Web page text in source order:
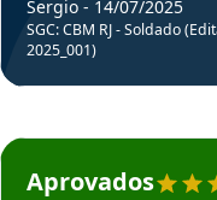
em depoimento
Sergio - 14/07/2025
SGC: CBM RJ - Soldado
2025_001)
Estudante Cicero
Aprovados